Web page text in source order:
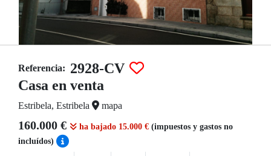
Referencia: 2928-CV
Casa en venta
Estribela, Estribela mapa
160.000 € ha bajado 15.000 € (impuestos y gastos no
incluídos)